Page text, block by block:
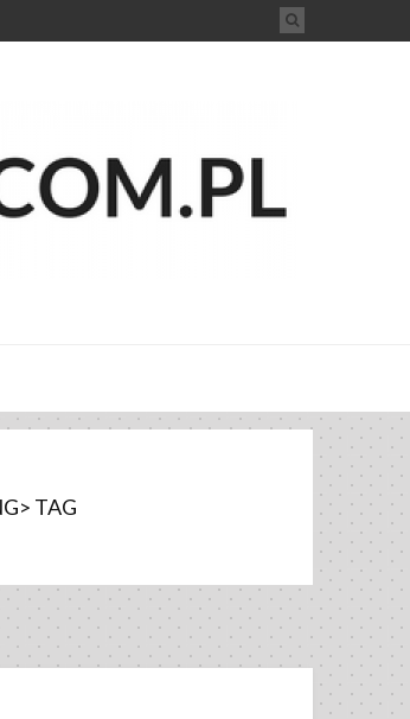
TAG